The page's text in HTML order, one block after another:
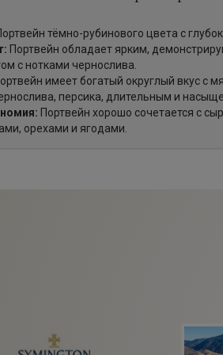
тёмно-рубинового цвета с
Портвейн обладает ярким,
с нотками чернослива.
имеет богатый округлый вкус с
персика, длительным и
Портвейн хорошо сочетается с
орехами и ягодами.